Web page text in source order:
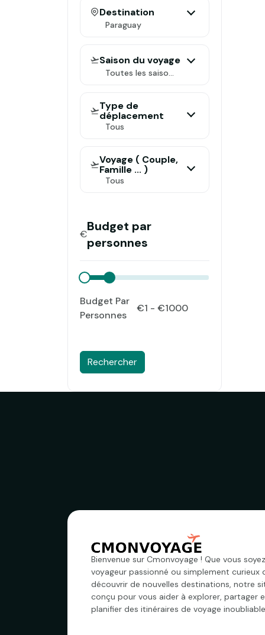
Destination
Paraguay
Saison du voyage
Toutes les saisons
Type de
déplacement
Tous
Voyage ( Couple,
Famille ... )
Tous
€
Budget par
personnes
Budget Par
Personnes
Rechercher
Bienvenue sur Cmonvoyage ! Que vous
voyageur passionné ou simplement curieux
découvrir de nouvelles destinations, notre
conçu pour vous aider à explorer, partager
planifier des itinéraires de voyage